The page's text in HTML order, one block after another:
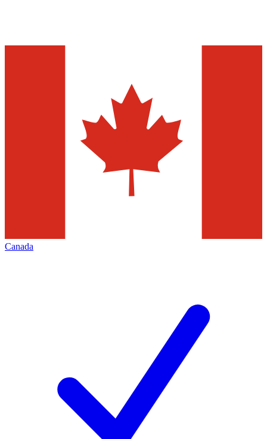
Canada